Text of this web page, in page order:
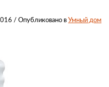
/ Опубликовано в Умный дом